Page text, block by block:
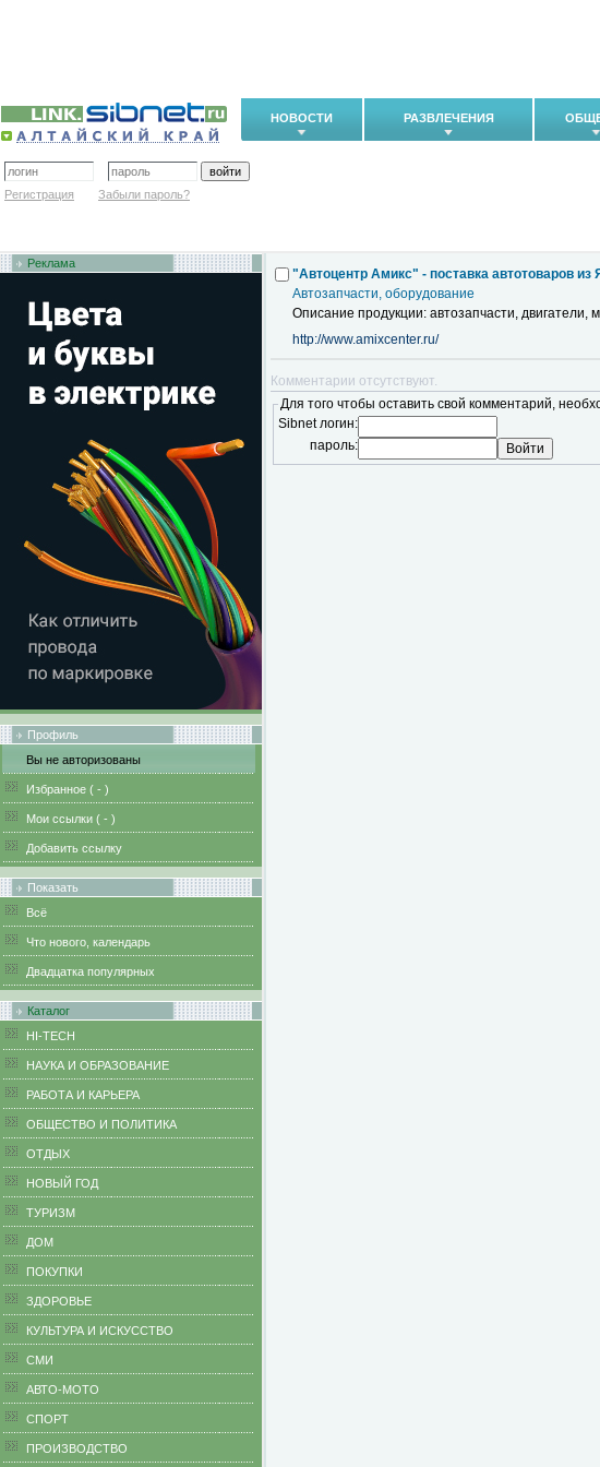
НОВОСТИ РАЗВЛЕЧЕНИЯ
Регистрация Забыли пароль?
Реклама
Профиль
Вы не авторизованы
Избранное ( - )
Мои ссылки ( - )
Добавить ссылку
Показать
Всё
Что нового, календарь
Двадцатка популярных
Каталог
HI-TECH
НАУКА И ОБРАЗОВАНИЕ
РАБОТА И КАРЬЕРА
ОБЩЕСТВО И ПОЛИТИКА
ОТДЫХ
НОВЫЙ ГОД
ТУРИЗМ
ДОМ
ПОКУПКИ
ЗДОРОВЬЕ
КУЛЬТУРА И ИСКУССТВО
СМИ
АВТО-МОТО
СПОРТ
ПРОИЗВОДСТВО
"Автоцентр Амикс" - поставка автотоваров из
Автозапчасти, оборудование
Описание продукции: автозапчасти,
http://www.amixcenter.ru/
Комментарии отсутствуют.
Для того чтобы оставить свой комментарий,
Sibnet логин:
пароль: